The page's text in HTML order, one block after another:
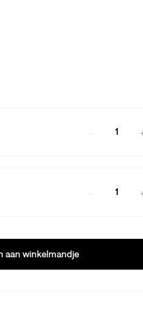
1
1
aan winkelmandje